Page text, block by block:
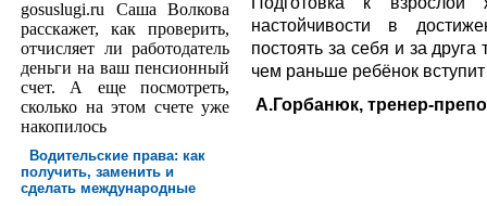
gosuslugi.ru Саша Волкова
расскажет, как проверить,
отчисляет ли работодатель
деньги на ваш пенсионный
счет. А еще посмотреть,
сколько на этом счете уже
накопилось
Водительские права: как
получить, заменить и
сделать международ­ные
настойчивости в
постоять за себя и за
чем раньше ребёнок вступит
А.Горбанюк, тренер-